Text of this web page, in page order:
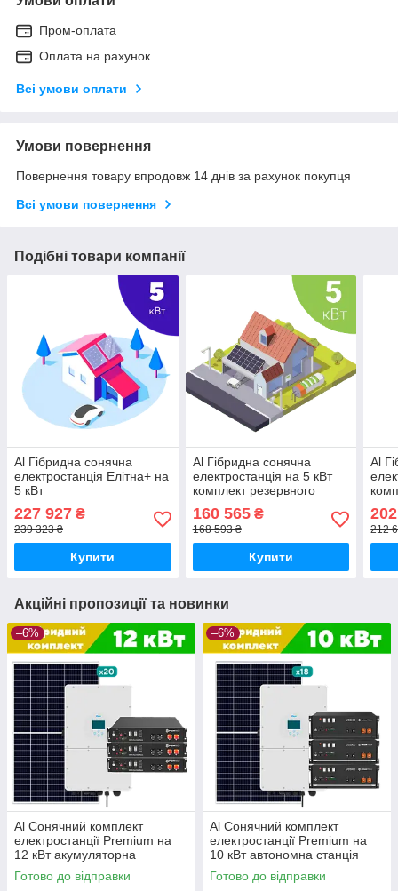
Пром-оплата
Оплата на рахунок
Всі умови оплати
Умови повернення
Повернення товару впродовж 14 днів за рахунок покупця
Всі умови повернення
Подібні товари компанії
Al Гібридна сонячна
електростанція Елітна+ на
5 кВт
227 927 ₴
239 323 ₴
Купити
Al Гібридна сонячна
електростанція на 5 кВт
комплект резервного
та панелями
160 565₴
168 593 ₴
Купити
Al
та
212
Акційні пропозиції та новинки
–6%
Al Сонячний комплект
електростанції Premium на
12 кВт акумуляторна
резервна система
безперебійного живлення
Готово до відправки
–6%
Al Сонячний комплект
електростанції Premium на
10 кВт автономна станція
резервного живлення з АКБ
СЕС
Готово до відправки